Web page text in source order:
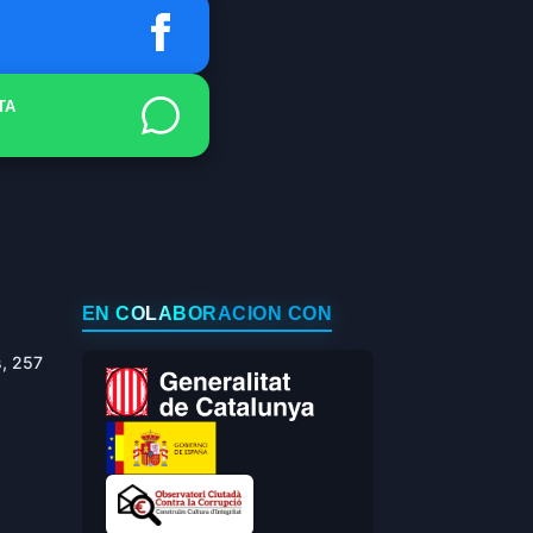
257
EN COLABORACIÓN CON